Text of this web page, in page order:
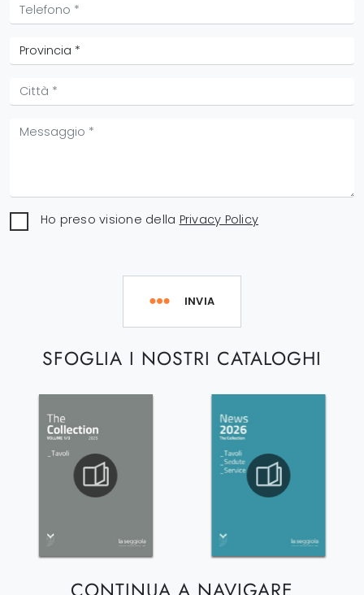
SFOGLIA I NOSTRI CATALOGHI
Ho preso visione della Privacy Policy
INVIA